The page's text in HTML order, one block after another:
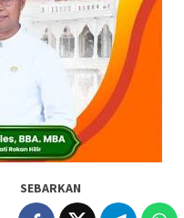
SEBARKAN